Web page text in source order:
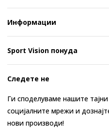
Информации
Sport Vision понуда
Следете не
Ги споделуваме нашите
социјалните мрежи и
нови производи!